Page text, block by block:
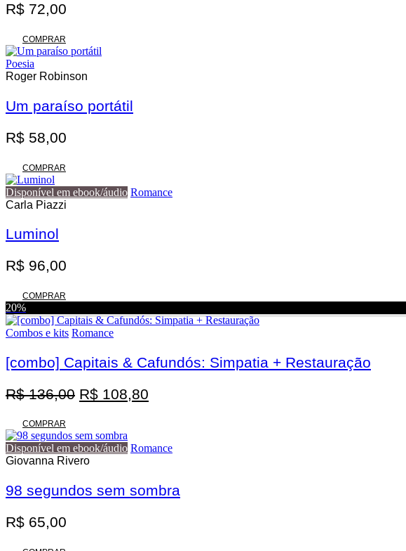
R$ 72,00
COMPRAR
Poesia
Roger Robinson
Um paraíso portátil
R$ 58,00
COMPRAR
Disponível em ebook/áudio Romance
Carla Piazzi
Luminol
R$ 96,00
COMPRAR
20%
Combos e kits Romance
[combo] Capitais & Cafundós: Simpatia + Restauração
R$136,00 O
era:
R$ 136,00.
R$ 108,80
é:
COMPRAR
Disponível em ebook/áudio Romance
Giovanna Rivero
98 segundos sem sombra
R$ 65,00